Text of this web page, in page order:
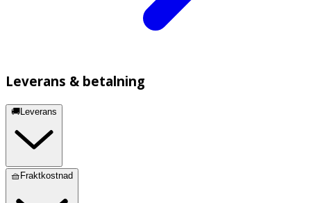
Leverans & betalning
🚚Leverans
🧺Fraktkostnad